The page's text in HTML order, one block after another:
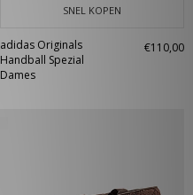
SNEL KOPEN
adidas Originals
Handball Spezial
Dames
€110,00